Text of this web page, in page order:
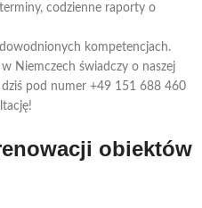
codzienne raporty o
kompetencjach.
Niemczech świadczy o naszej
pod numer +49 151 688 460
obiektów